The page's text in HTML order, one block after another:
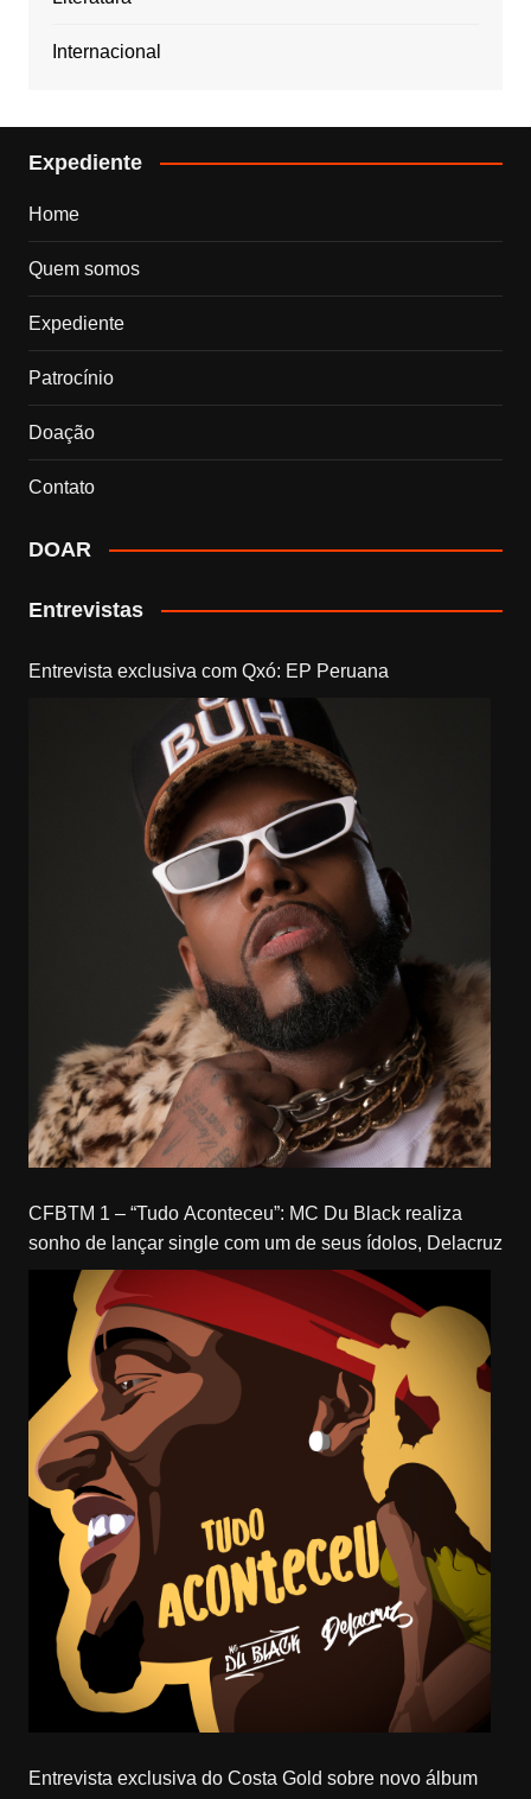
Internacional
Expediente
Home
Quem somos
Expediente
Patrocínio
Doação
Contato
DOAR
Entrevistas
Entrevista exclusiva com Qxó: EP Peruana
CFBTM 1 – “Tudo Aconteceu”: MC Du Black realiza
sonho de lançar single com um de seus ídolos, Delacruz
Entrevista exclusiva do Costa Gold sobre novo álbum